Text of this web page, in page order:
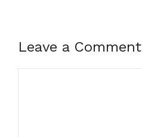
Leave a Comment